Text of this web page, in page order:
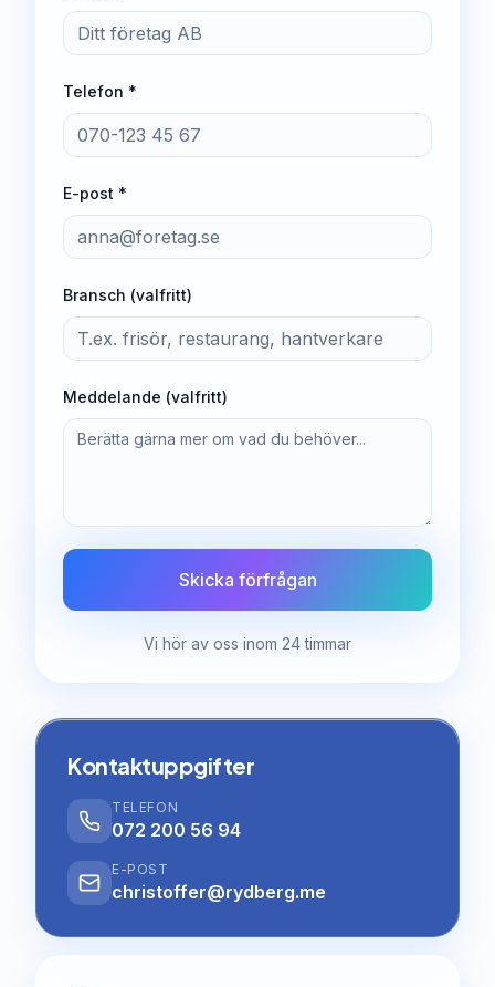
Telefon *
E-post *
Bransch (valfritt)
Meddelande (valfritt)
Skicka förfrågan
Vi hör av oss inom 24 timmar
Kontaktuppgifter
TELEFON
072 200 56 94
E-POST
christoffer@rydberg.me